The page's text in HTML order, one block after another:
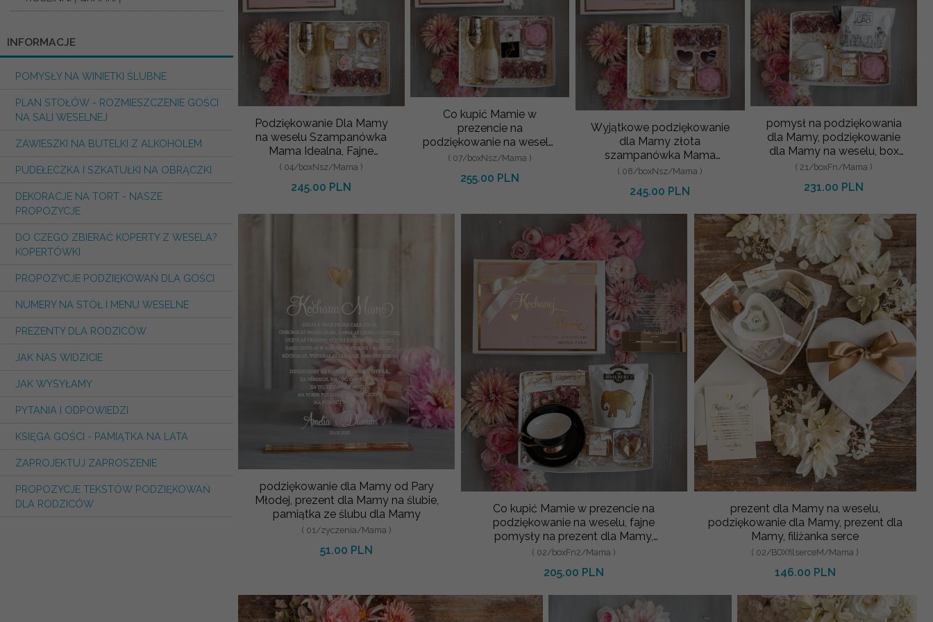
INFORMACJE
POMYSŁY NA WINIETKI ŚLUBNE
PLAN STOŁÓW - ROZMIESZCZENIE GOŚCI
NA SALI WESELNEJ
ZAWIESZKI NA BUTELKI Z ALKOHOLEM
PUDEŁECZKA I SZKATUŁKI NA OBRĄCZKI
DEKORACJE NA TORT - NASZE
PROPOZYCJE
DO CZEGO ZBIERAĆ KOPERTY Z WESELA?
KOPERTÓWKI
PROPOZYCJE PODZIĘKOWAŃ DLA GOŚCI
NUMERY NA STÓŁ I MENU WESELNE
PREZENTY DLA RODZICÓW
JAK NAS WIDZICIE
JAK WYSYŁAMY
PYTANIA I ODPOWIEDZI
KSIĘGA GOŚCI - PAMIĄTKA NA LATA
ZAPROJEKTUJ ZAPROSZENIE
PROPOZYCJE TEKSTÓW PODZIĘKOWAŃ
DLA RODZICÓW
Podziękowanie Dla Mamy
na weselu Szampanówka
Mama Idealna, Fajne
Pomysły Na Podziękowanie
( 04/boxNsz/Mama )
245.00 PLN
Co kupić Mamie w
prezencie na
podziękowanie na weselu,
fajne pomysły na prezent
( 07/boxNsz/Mama )
255.00 PLN
Wyjątkowe podziękowanie
dla Mamy złota
szampanówka Mama
Idealna, Fajne pomysły na
( 08/boxNsz/Mama )
245.00 PLN
pomysł na podziękowania
dla Mamy, podziękowanie
dla Mamy na weselu, box
prezentowy dla mamy,
( 21/boxFn/Mama )
231.00 PLN
podziękowanie dla Mamy od Pary
Młodej, prezent dla Mamy na ślubie,
pamiątka ze ślubu dla Mamy
( 01/zyczenia/Mama )
51.00 PLN
Co kupić Mamie w prezencie na
podziękowanie na weselu, fajne
pomysły na prezent dla Mamy,
podziękowa
( 02/boxFn2/Mama )
205.00 PLN
prezent dla Mamy na weselu,
podziękowanie dla Mamy, prezent dla
Mamy, filiżanka serce
( 02/BOXfilserceM/Mama )
146.00 PLN